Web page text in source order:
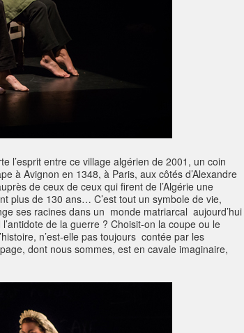
l’esprit entre ce village algérien de 2001, un coin
à Avignon en 1348, à Paris, aux côtés d’Alexandre
de ceux de ceux qui firent de l’Algérie une
plus de 130 ans… C’est tout un symbole de vie,
ses racines dans un monde matriarcal aujourd’hui
de la guerre ? Choisit-on la coupe ou le
n’est-elle pas toujours contée par les
dont nous sommes, est en cavale imaginaire,